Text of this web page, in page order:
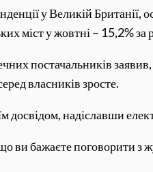
у Великій Британії,
міст у жовтні – 15,2% за
постачальників
власників зросте.
досвідом, надіславши
ви бажаєте поговорити